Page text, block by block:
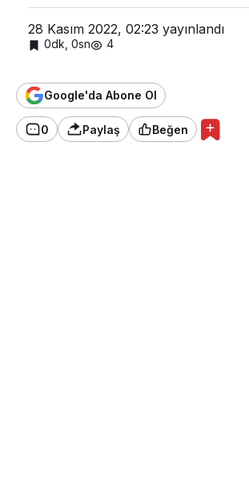
28 Kasım 2022, 02:23 yayınlandı
0dk, 0sn 4
Google'da Abone Ol
0 Paylaş Beğen